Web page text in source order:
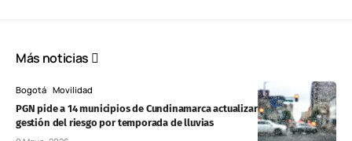
Más noticias
Bogotá Movilidad
PGN pide a 14 municipios de Cundinamarca actualizar planes de
gestión del riesgo por temporada de lluvias